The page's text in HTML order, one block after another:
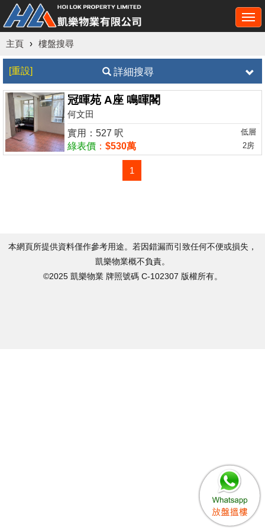
主頁 › 樓盤搜尋
[重設] 詳細搜尋
冠暉苑 A座 鳴暉閣
何文田
低層
2房
實用：527 呎
綠表價 ： $530萬
1
本網頁所提供資料僅作參考用途。若因錯漏而引致任何不便或損失，
凱樂物業概不負責。
©2025 凱樂物業 牌照號碼 C-102307 版權所有。